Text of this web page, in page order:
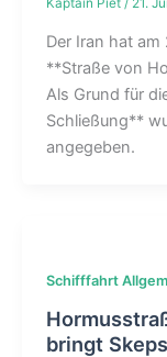
Kaptain Piet / 21.
Der Iran hat
**Straße von
Als Grund für
Schließung**
angegeben.
Schifffahrt
bringt